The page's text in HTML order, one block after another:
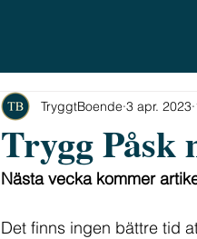
Trygg Påsk
TryggtBoende 3 apr. 2023
Nästa vecka kommer
Det finns ingen bättre tid